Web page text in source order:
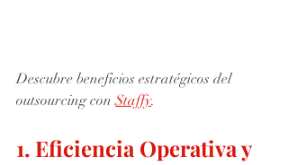
Descubre beneficios estratégicos del
outsourcing con Staffy.
1. Eficiencia Operativa y